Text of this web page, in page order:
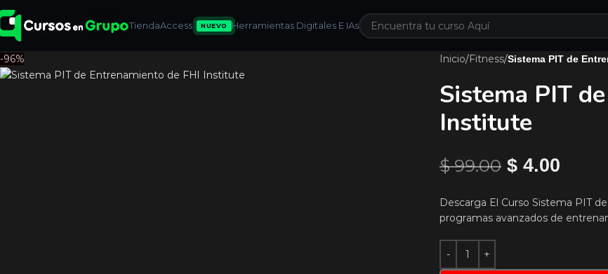
TiendaAccess NUEVO Herramientas Digitales E IAs
-96% Inicio/Fitness/Sistema PIT de
Sistema PIT
Institute
$99.00 $4.00
Descarga El Curso Sistema PIT
programas avanzados de